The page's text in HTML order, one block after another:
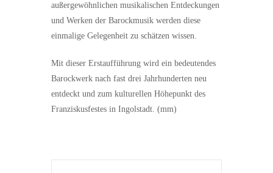
außergewöhnlichen musikalischen Entdeckungen
und Werken der Barockmusik werden diese
einmalige Gelegenheit zu schätzen wissen.
Mit dieser Erstaufführung wird ein bedeutendes
Barockwerk nach fast drei Jahrhunderten neu
entdeckt und zum kulturellen Höhepunkt des
Franziskusfestes in Ingolstadt. (mm)